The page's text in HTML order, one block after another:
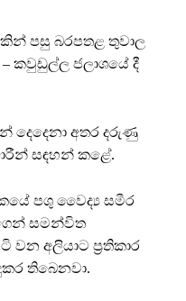
පසු බරපතළ තුවාල
කවුඩුල්ල ජලාශයේ දී
දෙදෙනා අතර දරුණු
සඳහන් කළේ.
පශු වෛද්‍ය සමීර
සමන්විත
වන අලියාට ප්‍රතිකාර
තිබෙනවා.